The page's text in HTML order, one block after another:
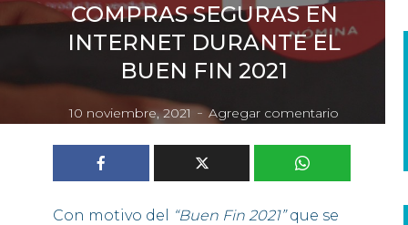
COMPRAS SEGURAS EN
INTERNET DURANTE EL
BUEN FIN 2021
10 noviembre, 2021 Agregar comentario
Con motivo del “Buen Fin 2021”que se